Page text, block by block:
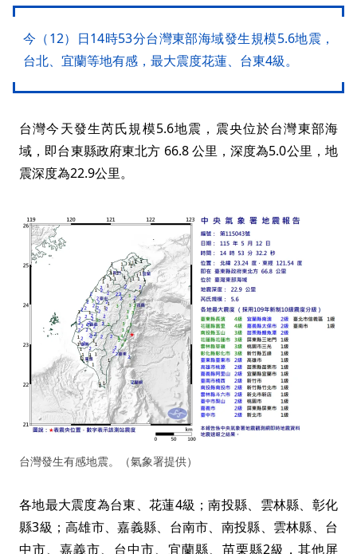
今（12）日14時53分台灣東部海域發生規模5.6地震，
台北、宜蘭等地有感，最大震度花蓮、台東4級。
台灣今天發生芮氏規模5.6地震，震央位於台灣東部海
域，即台東縣政府東北方 66.8 公里，深度為5.0公里，地
震深度為22.9公里。
台灣發生有感地震。（氣象署提供）
各地最大震度為台東、花蓮4級；南投縣、雲林縣、彰化
縣3級；高雄市、嘉義縣、台南市、南投縣、雲林縣、台
中市、嘉義市、台中市、宜蘭縣、苗栗縣2級，其他屏